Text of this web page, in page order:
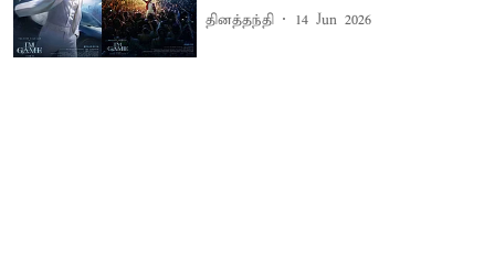
தினத்தந்தி 14 Jun 2026